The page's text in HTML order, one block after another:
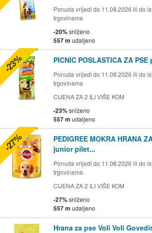
Ponuda vrijedi do 11.08.2026 ili do
trgovinama
-20%sniženo
557 m udaljeno
PICNIC POSLASTICA ZA
Ponuda vrijedi do 11.08.2026 ili do
trgovinama
CIJENA ZA 2 ILI VIŠE KOM
-23%sniženo
557 m udaljeno
-23%
PEDIGREE MOKRA HRANA
junior pilet...
Ponuda vrijedi do 11.08.2026 ili do
trgovinama
CIJENA ZA 2 ILI VIŠE KOM
-27%sniženo
557 m udaljeno
-27%
Hrana za pse Voli Voli